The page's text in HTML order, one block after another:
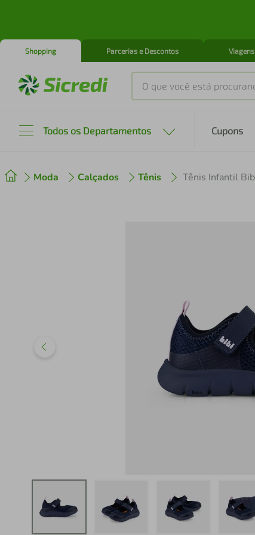
Shopping Parcerias e Descontos Viagens
O que você está procurando?
Todos os Departamentos Cupons
Moda Calçados Tênis
2 cafeteira